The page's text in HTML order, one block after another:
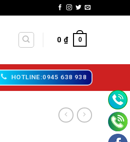
0 ₫ 0
HOTLINE:0945 638 938